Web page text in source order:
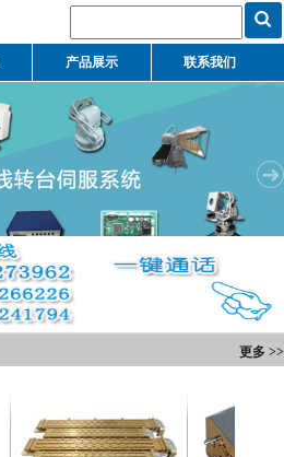
产品展示 联系我们
更多 >>